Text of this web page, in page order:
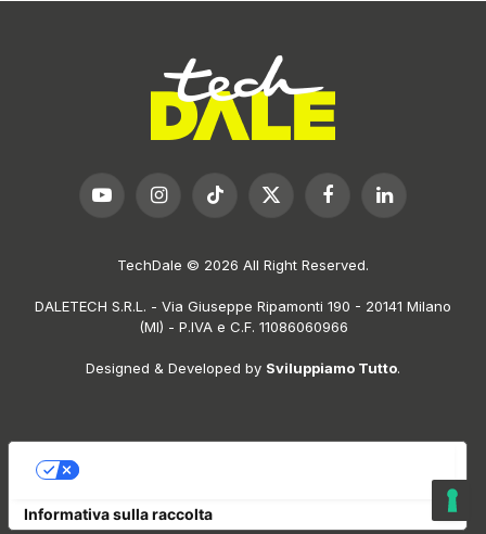
YouTubeInstagramTikTok
X
FacebookLinkedIn
TechDale © 2026 All Right Reserved.
DALETECH S.R.L. - Via Giuseppe Ripamonti 190 - 20141 Milano
(MI) - P.IVA e C.F. 11086060966
Designed & Developed by Sviluppiamo Tutto.
Informativa sulla raccolta